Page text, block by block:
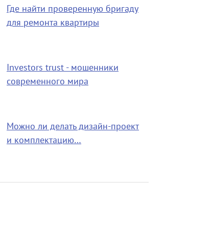
Где найти проверенную бригаду
для ремонта квартиры
Investors trust - мошенники
современного мира
Можно ли делать дизайн-проект
и комплектацию…